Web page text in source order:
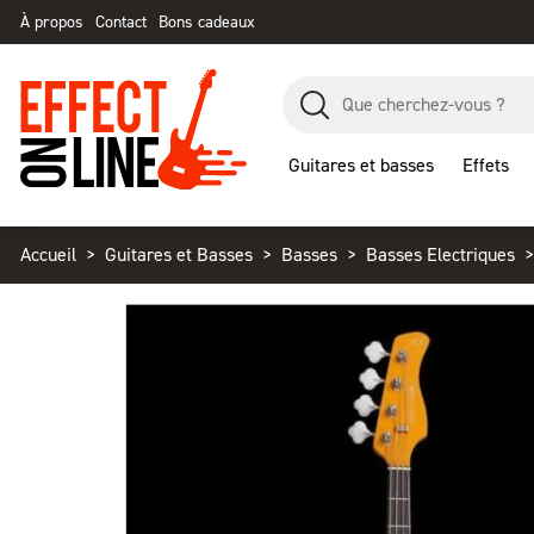
À propos Contact Bons cadeaux
Guitares et basses Effets
Accueil Guitares et Basses Basses Basses Electriques